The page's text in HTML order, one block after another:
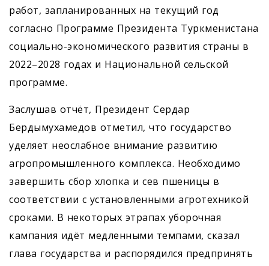
работ, запланированных на текущий год
согласно Программе Президента Туркменистана
социально-экономического развития страны в
2022–2028 годах и Национальной сельской
программе.
Заслушав отчёт, Президент Сердар
Бердымухамедов отметил, что государство
уделяет неослабное внимание развитию
агропромышленного комп­лекса. Необходимо
завершить сбор хлопка и сев пшеницы в
соответствии с установленными агротехникой
сроками. В некоторых этрапах уборочная
кампания идёт медленными темпами, сказал
глава государства и распорядился предпринять